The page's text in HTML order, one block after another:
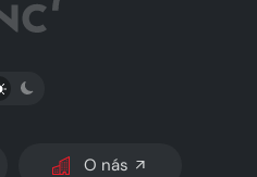
PŘEPNOUT SVĚTLÝ/TMAVÝ REŽIM
O nás